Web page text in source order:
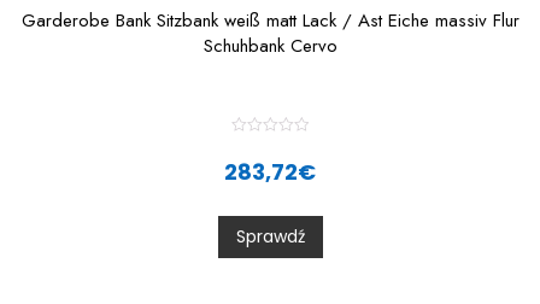
Garderobe Bank Sitzbank weiß matt Lack / Ast Eiche massiv Flur
Schuhbank Cervo
t
0
o
u
t
283,72€
Sprawdź